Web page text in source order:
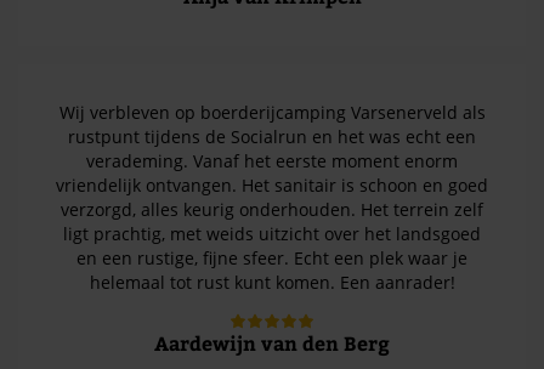
Wij verbleven op boerderijcamping Varsenerveld als
rustpunt tijdens de Socialrun en het was echt een
verademing. Vanaf het eerste moment enorm
vriendelijk ontvangen. Het sanitair is schoon en goed
verzorgd, alles keurig onderhouden. Het terrein zelf
ligt prachtig, met weids uitzicht over het landsgoed
en een rustige, fijne sfeer. Echt een plek waar je
helemaal tot rust kunt komen. Een aanrader!
Aardewijn van den Berg